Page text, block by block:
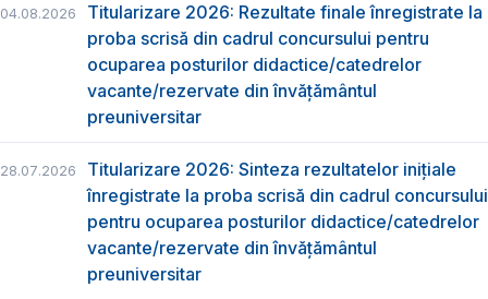
04.08.2026
Titularizare 2026: Rezultate finale înregistrate la
proba scrisă din cadrul concursului pentru
ocuparea posturilor didactice/catedrelor
vacante/rezervate din învăţământul
preuniversitar
28.07.2026
Titularizare 2026: Sinteza rezultatelor inițiale
înregistrate la proba scrisă din cadrul concursului
pentru ocuparea posturilor didactice/catedrelor
vacante/rezervate din învăţământul
preuniversitar